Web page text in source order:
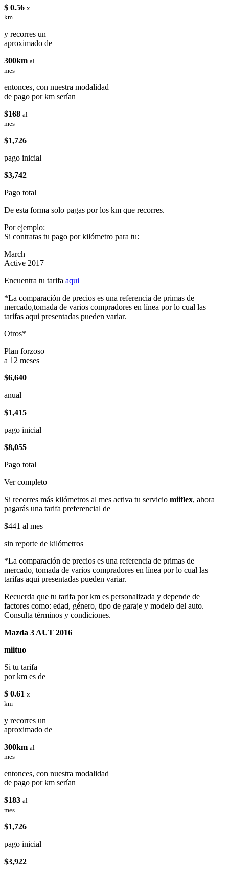
$ 0.56 x
km
y recorres un
aproximado de
300km al
mes
entonces, con nuestra modalidad
de pago por km serían
$168 al
mes
$1,726
pago inicial
$3,742
Pago total
De esta forma solo pagas por los km que recorres.
Por ejemplo:
Si contratas tu pago por kilómetro para tu:
March
Active 2017
Encuentra tu tarifa aqui
*La comparación de precios es una referencia de primas de
mercado,tomada de varios compradores en línea por lo cual las
tarifas aqui presentadas pueden variar.
Otros*
Plan forzoso
a 12 meses
$6,640
anual
$1,415
pago inicial
$8,055
Pago total
Ver completo
Si recorres más kilómetros al mes activa tu servicio miiflex, ahora
pagarás una tarifa preferencial de
$441 al mes
sin reporte de kilómetros
*La comparación de precios es una referencia de primas de
mercado, tomada de varios compradores en línea por lo cual las
tarifas aqui presentadas pueden variar.
Recuerda que tu tarifa por km es personalizada y depende de
factores como: edad, género, tipo de garaje y modelo del auto.
Consulta términos y condiciones.
Mazda 3 AUT 2016
miituo
Si tu tarifa
por km es de
$ 0.61 x
km
y recorres un
aproximado de
300km al
mes
entonces, con nuestra modalidad
de pago por km serían
$183 al
mes
$1,726
pago inicial
$3,922